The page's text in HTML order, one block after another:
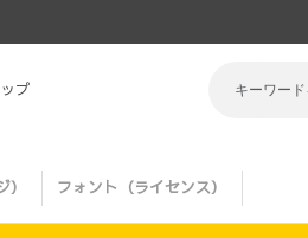
プ
フォント（ライセンス）